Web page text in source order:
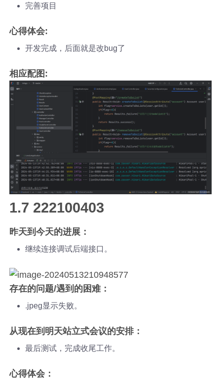
完善项目
心得体会:
开发完成，后面就是改bug了
相应配图:
1.7 222100403
昨天到今天的进展：
继续连接调试后端接口。
存在的问题/遇到的困难：
.jpeg显示失败。
从现在到明天站立式会议的安排：
最后测试，完成收尾工作。
心得体会：